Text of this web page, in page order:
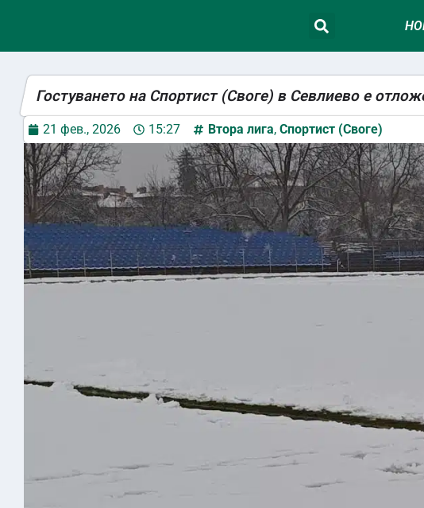
Гостуването на Спортист (Своге) в Севлиево е
21 фев., 2026 15:27 Втора лига, Спортист (Своге)